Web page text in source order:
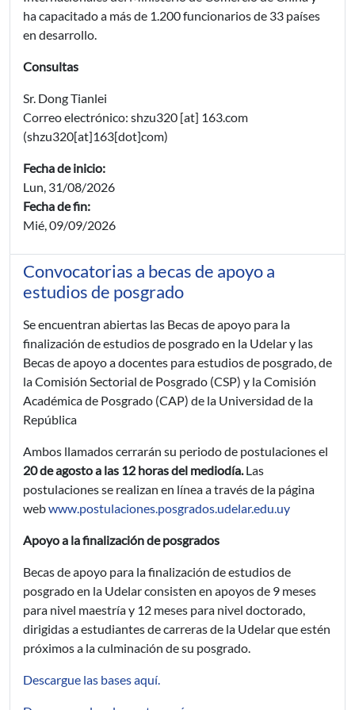
ha capacitado a más de 1.200 funcionarios de 33 países
en desarrollo.
Consultas
Sr. Dong Tianlei
Correo electrónico: shzu320 [at] 163.com
(shzu320[at]163[dot]com)
Fecha de inicio:
Lun, 31/08/2026
Fecha de fin:
Mié, 09/09/2026
Convocatorias a becas de apoyo a
estudios de posgrado
Se encuentran abiertas las Becas de apoyo para la
finalización de estudios de posgrado en la Udelar y las
Becas de apoyo a docentes para estudios de posgrado, de
la Comisión Sectorial de Posgrado (CSP) y la Comisión
Académica de Posgrado (CAP) de la Universidad de la
República
Ambos llamados cerrarán su periodo de postulaciones el
20 de agosto a las 12 horas del mediodía.Las
postulaciones se realizan en línea a través de la página
webwww.postulaciones.posgrados.udelar.edu.uy
Apoyo a la finalización de posgrados
Becas de apoyo para la finalización de estudios de
posgrado en la Udelar consisten en apoyos de 9 meses
para nivel maestría y 12 meses para nivel doctorado,
dirigidas a estudiantes de carreras de la Udelar que estén
próximos a la culminación de su posgrado.
Descargue las bases aquí.